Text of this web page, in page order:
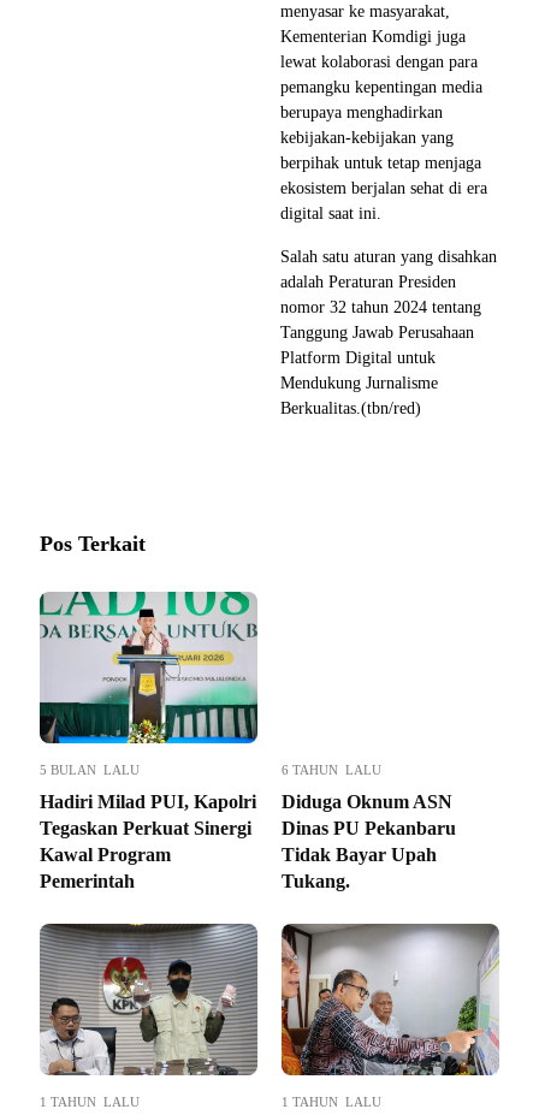
menyasar ke masyarakat,
Kementerian Komdigi juga
lewat kolaborasi dengan para
pemangku kepentingan media
berupaya menghadirkan
kebijakan-kebijakan yang
berpihak untuk tetap menjaga
ekosistem berjalan sehat di era
digital saat ini.
Salah satu aturan yang disahkan
adalah Peraturan Presiden
nomor 32 tahun 2024 tentang
Tanggung Jawab Perusahaan
Platform Digital untuk
Mendukung Jurnalisme
Berkualitas.(tbn/red)
Pos Terkait
5 BULAN LALU
Hadiri Milad PUI, Kapolri
Tegaskan Perkuat Sinergi
Kawal Program
Pemerintah
6 TAHUN LALU
Diduga Oknum ASN
Dinas PU Pekanbaru
Tidak Bayar Upah
Tukang.
1 TAHUN LALU 1 TAHUN LALU